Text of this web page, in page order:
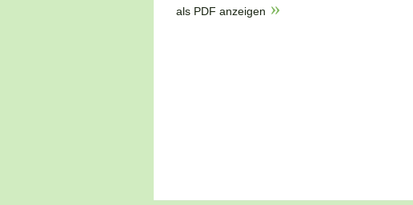
als PDF anzeigen